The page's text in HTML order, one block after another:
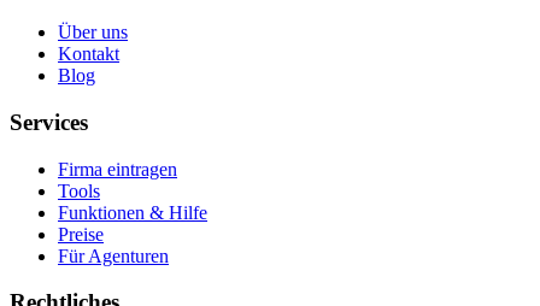
Über uns
Kontakt
Blog
Services
Firma eintragen
Tools
Funktionen & Hilfe
Preise
Für Agenturen